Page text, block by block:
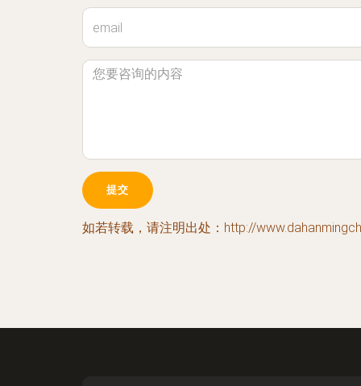
如若转载，请注明出处：http://